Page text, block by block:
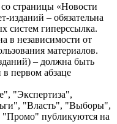
страницы «Новости
изданий – обязательна
систем гиперссылка.
в независимости от
материалов.
– должна быть
первом абзаце
"Экспертиза",
"Власть", "Выборы",
публикуются на